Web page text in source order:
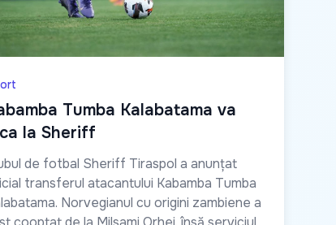
Tumba Kalabatama va
la Sheriff
de fotbal Sheriff Tiraspol a anunțat
transferul atacantului Kabamba Tumba
Norvegianul cu origini zambiene a